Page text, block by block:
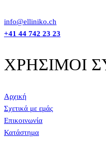
info@elliniko.ch
+41 44 742 23 23
ΧΡΗΣΙΜΟΙ
Αρχική
Σχετικά με εμάς
Επικοινωνία
Κατάστημα